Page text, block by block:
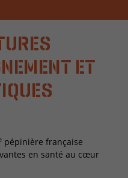
ET
pépinière française
en santé au cœur